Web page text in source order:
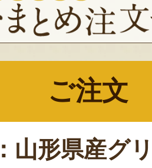
ご注文
山形県産グ